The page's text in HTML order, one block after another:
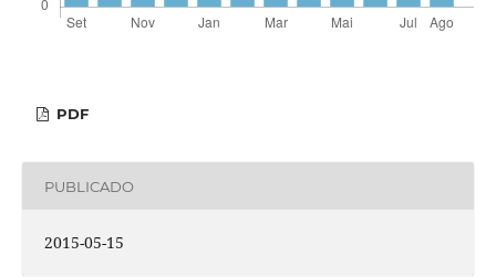
PDF
PUBLICADO
2015-05-15